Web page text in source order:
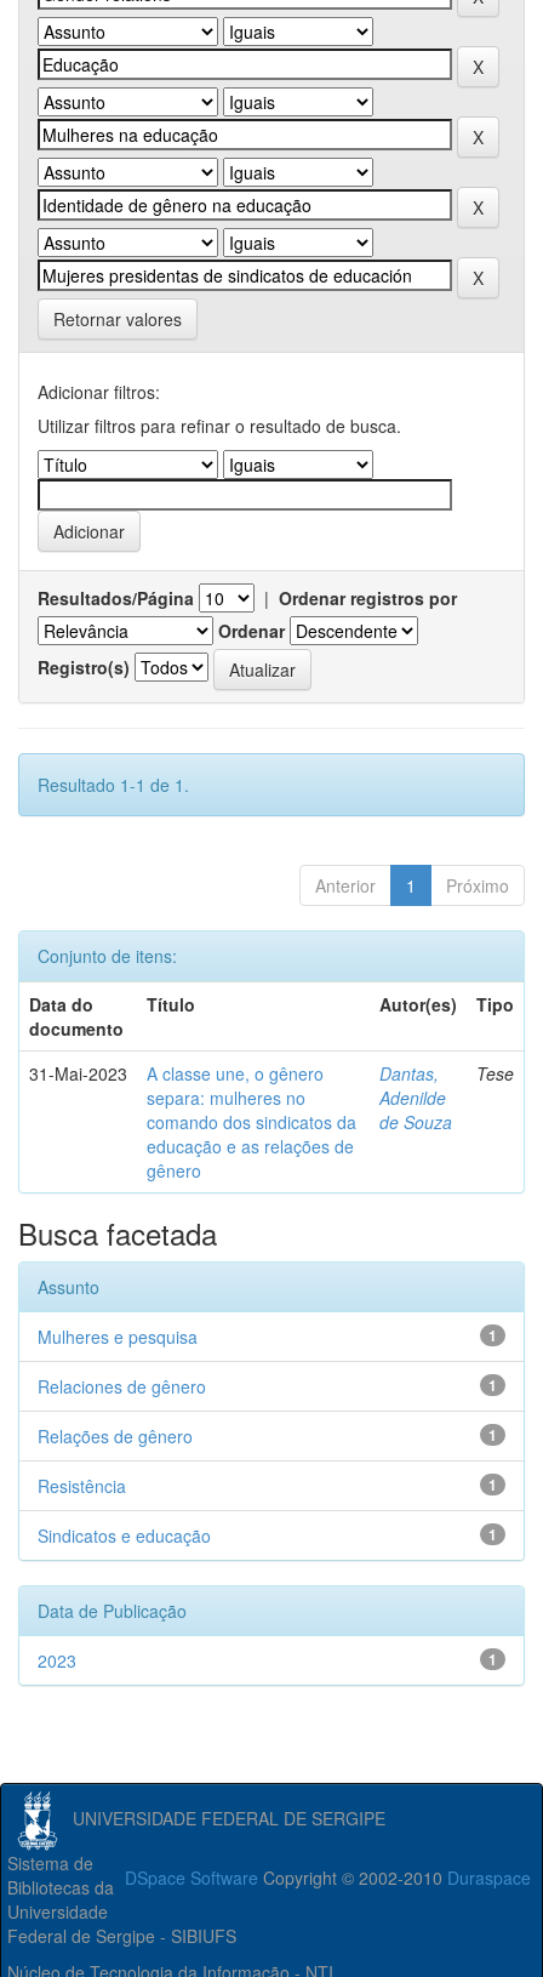
Retornar valores
Adicionar filtros:
Utilizar filtros para refinar o resultado de busca.
Resultados/Página | Ordenar registros por
Ordenar
Registro(s)
Resultado 1-1 de 1.
Anterior 1 Próximo
Conjunto de itens:
Data do
documento
Título Autor(es) Tipo
31-Mai-2023
A classe une, o gênero
separa: mulheres no
comando dos sindicatos da
educação e as relações de
gênero
Dantas,
Adenilde
de Souza
Tese
Busca facetada
Assunto
1
Mulheres e pesquisa
1
Relaciones de gênero
1
Relações de gênero
1
Resistência
1
Sindicatos e educação
Data de Publicação
1
2023
UNIVERSIDADE FEDERAL DE SERGIPE
DSpace Software Copyright © 2002-2010 Duraspace
Sistema de
Bibliotecas da
Universidade
Federal de Sergipe - SIBIUFS
Núcleo de Tecnologia da Informação - NTI